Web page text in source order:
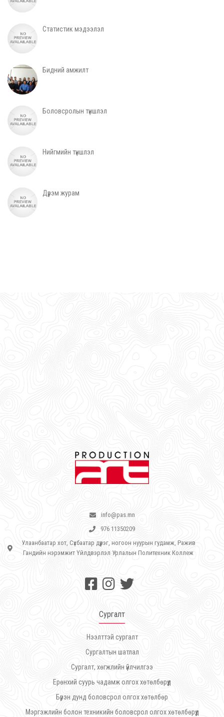
Статистик мэдээлэл
Бидний амжилт
Боловсролын түншлэл
Нийгмийн түншлэл
Дүрэм журам
info@pas.mn
976 11350209
Улаанбаатар хот, Сүхбаатар дүүрэг, ногоон нуурын гудамж, Ражив
Гандийн нэрэмжит Үйлдвэрлэл Урлалын Политехник Коллеж
Сургалт
Нээлттэй сургалт
Сургалтын шатлал
Сургалт, хөгжлийн үйлчилгээ
Ерөнхий суурь чадамж олгох хөтөлбөрүүд
Бүрэн дунд боловсрол олгох хөтөлбөр
Мэргэжлийн болон техникийн боловсрол олгох хөтөлбөрүүд